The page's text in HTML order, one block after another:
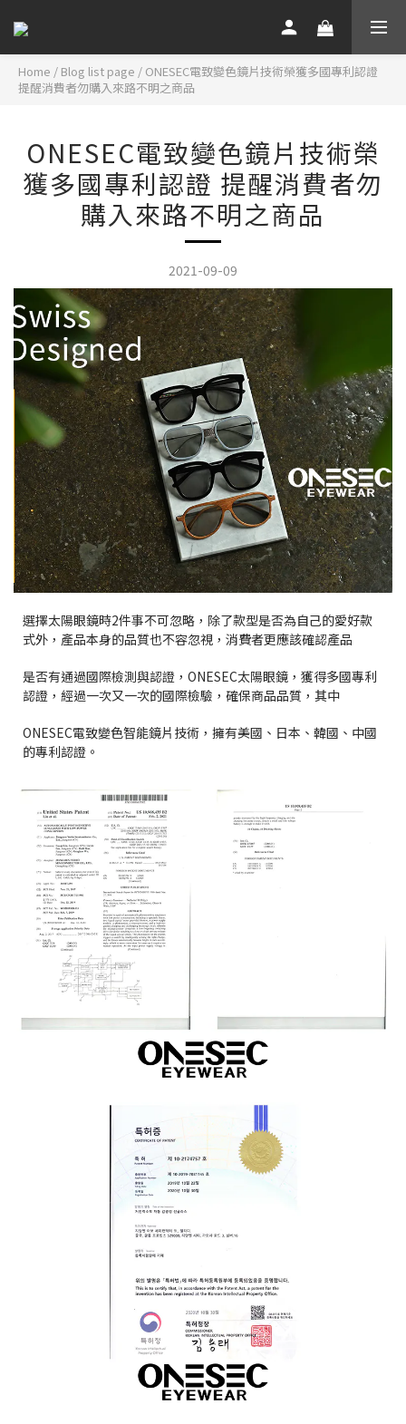
Home / Blog list page / ONESEC電致變色鏡片技術榮獲多國專利認證
提醒消費者勿購入來路不明之商品
ONESEC電致變色鏡片技術榮
獲多國專利認證 提醒消費者勿
購入來路不明之商品
2021-09-09
選擇太陽眼鏡時2件事不可忽略，除了款型是否為自己的愛好款
式外，產品本身的品質也不容忽視，消費者更應該確認產品
是否有通過國際檢測與認證，ONESEC太陽眼鏡，獲得多國專利
認證，經過一次又一次的國際檢驗，確保商品品質，其中
ONESEC電致變色智能鏡片技術，擁有美國、日本、韓國、中國
的專利認證。